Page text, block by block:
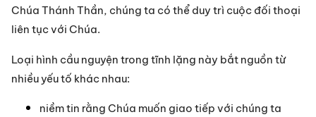
Chúa Thánh Thần, chúng ta có thể duy trì cuộc đối thoại
liên tục với Chúa.
Loại hình cầu nguyện trong tĩnh lặng này bắt nguồn từ
nhiều yếu tố khác nhau:
niềm tin rằng Chúa muốn giao tiếp với chúng ta